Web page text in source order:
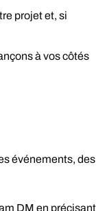
projet et, si
à vos côtés
événements, des
DM en précisant